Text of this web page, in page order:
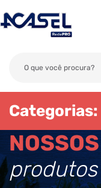
Categorias:
NOSSOS
produtos